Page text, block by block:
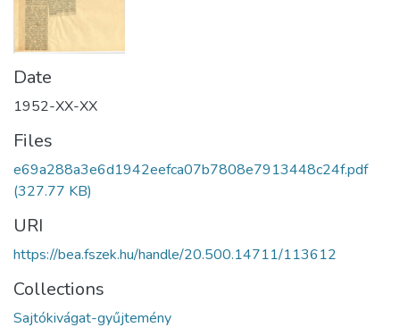
Date
1952-XX-XX
Files
e69a288a3e6d1942eefca07b7808e7913448c24f.pdf
(327.77 KB)
URI
https://bea.fszek.hu/handle/20.500.14711/113612
Collections
Sajtókivágat-gyűjtemény